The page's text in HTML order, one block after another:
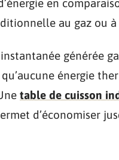
en
au gaz ou à
générée
énergie
table de cuisson
d’économiser